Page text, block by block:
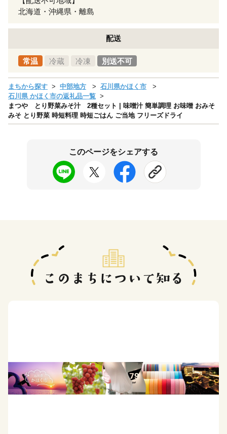
北海道・沖縄県・離島
配送
常温 冷蔵 冷凍 別送不可
まちから探す 中部地方
石川県かほく市
石川県 かほく市の返礼品一覧
まつや とり野菜みそ汁 2種セット | 味噌汁 簡単調理 お味噌 おみそ
みそ とり野菜 時短料理 時短ごはん ご当地 フリーズドライ
このページをシェアする